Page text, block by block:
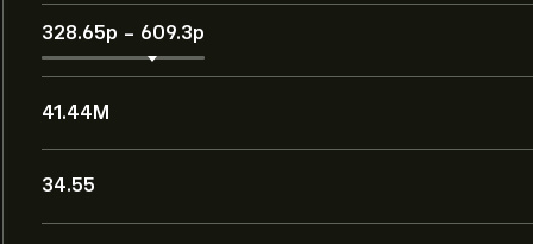
328.65‎p‎ - 609.3‎p‎
41.44M
34.55